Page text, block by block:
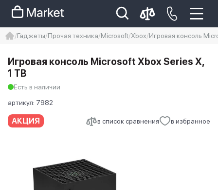
Iphone 14 pro max
айфон 14
Гаджеты Прочая техника Microsoft Xbox Игровая консоль
АКЦИЯ в список сравнения в избранное
Игровая консоль Microsoft Xbox Series X,
1 TB
Есть в наличии
артикул: 7982